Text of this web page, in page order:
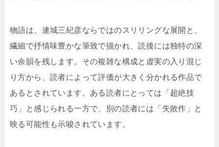
物語は、連城三紀彦ならではのスリリングな展開と、
繊細で抒情味豊かな筆致で描かれ、読後には独特の深
い余韻を残します。その複雑な構成と虚実の入り混じ
り方から、読者によって評価が大きく分かれる作品で
あるとされています。ある読者にとっては「超絶技
巧」と感じられる一方で、別の読者には「失敗作」と
映る可能性も示唆されています。